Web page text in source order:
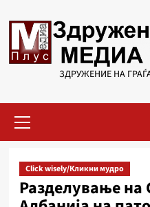
to
content
ЗДРУЖЕНИЕ НА
Menu
Click wisely/Кликни мудро
Разделување на